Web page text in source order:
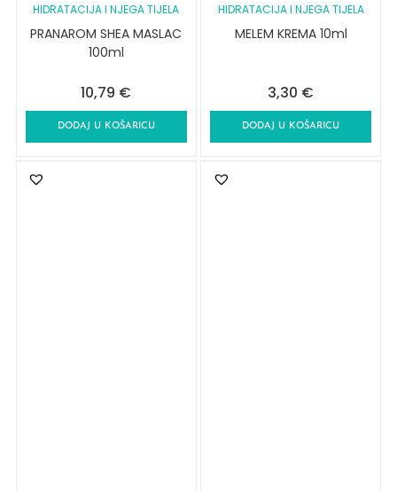
HIDRATACIJA I NJEGA TIJELA
PRANAROM SHEA MASLAC
100ml
10,79 €
DODAJ U KOŠARICU
HIDRATACIJA I NJEGA TIJELA
MELEM KREMA 10ml
3,30 €
DODAJ U KOŠARICU